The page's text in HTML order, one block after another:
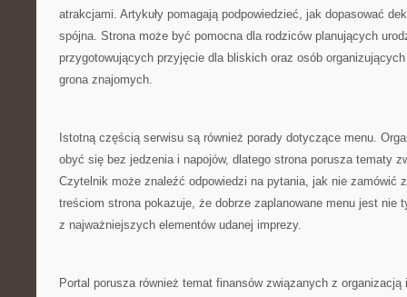
atrakcjami. Artykuły pomagają podpowiedzieć, jak dopasować
spójna. Strona może być pomocna dla rodziców planujących
przygotowujących przyjęcie dla bliskich oraz osób
grona znajomych.
Istotną częścią serwisu są również porady dotyczące menu.
obyć się bez jedzenia i napojów, dlatego strona porusza tematy
Czytelnik może znaleźć odpowiedzi na pytania, jak nie zamówić
treściom strona pokazuje, że dobrze zaplanowane menu jest nie
z najważniejszych elementów udanej imprezy.
Portal porusza również temat finansów związanych z